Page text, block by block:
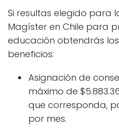
Si resultas elegido para
Magíster en Chile para
educación obtendrás
beneficios:
Asignación de
máximo de
que corresponda,
por mes.